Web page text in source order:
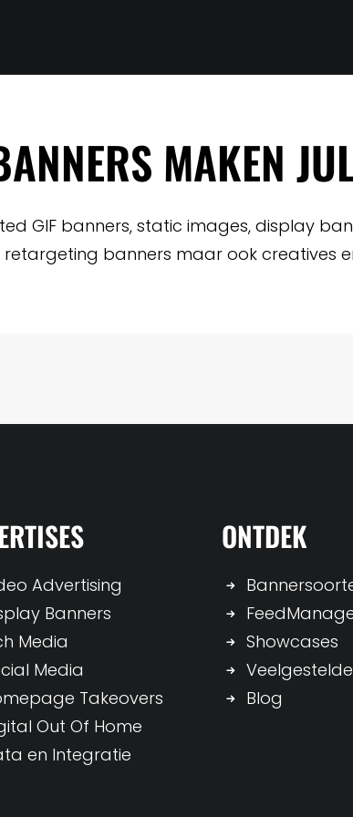
MAKEN
GIF banners, static images, display
banners maar ook creatives
Advertising
Banners
Media
Media
Takeovers
Out Of Home
en Integratie
ONTDEK
Showcases
Blog